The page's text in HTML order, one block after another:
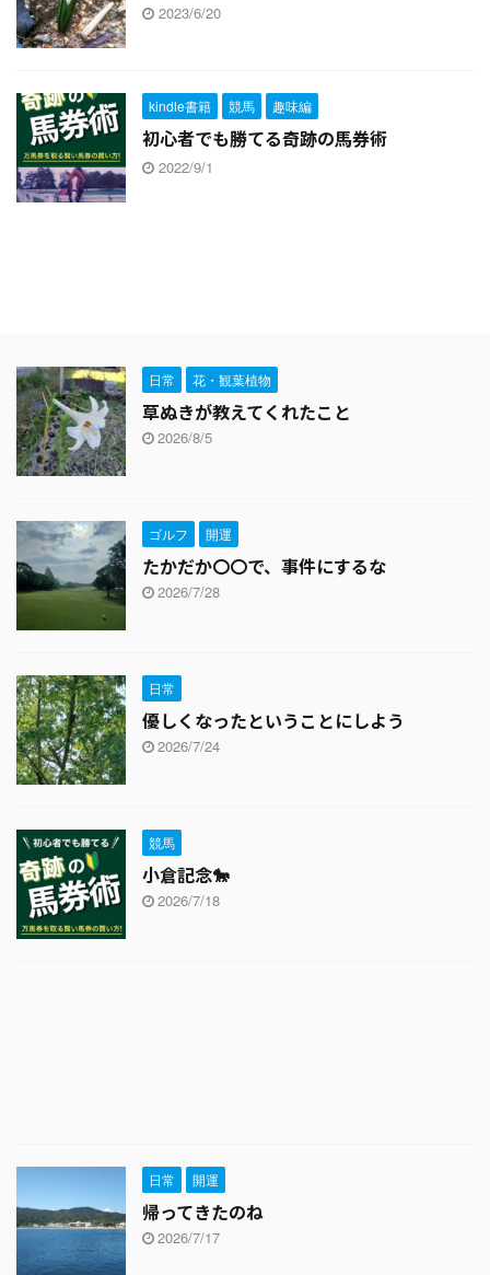
2023/6/20
kindle書籍 競馬 趣味編
初心者でも勝てる奇跡の馬券術
2022/9/1
日常 花・観葉植物
草ぬきが教えてくれたこと
2026/8/5
ゴルフ 開運
たかだか〇〇で、事件にするな
2026/7/28
日常
優しくなったということにしよう
2026/7/24
競馬
小倉記念🐎
2026/7/18
日常 開運
帰ってきたのね
2026/7/17